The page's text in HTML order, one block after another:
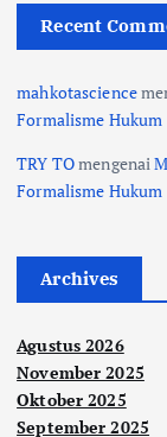
Recent
mahkotascience
Formalisme Hukum
TRY TOmengenai
Formalisme Hukum
Archives
Agustus 2026
November 2025
Oktober 2025
September 2025